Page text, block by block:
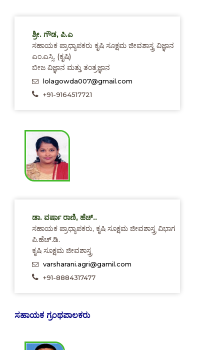
ಶ್ರೀ. ಗೌಡ, ಪಿ.ಎ
ಸಹಾಯಕ ಪ್ರಾಧ್ಯಾಪಕರು ಕೃಷಿ ಸೂಕ್ಷಮ ಜೀವಶಾಸ್ತ್ರ ವಿಜ್ಞಾನ
ಎಂ.ಎಸ್ಸಿ. (ಕೃಷಿ)
ಬೀಜ ವಿಜ್ಞಾನ ಮತ್ತು ತಂತ್ರಜ್ಞಾನ
lolagowda007@gmail.com
+91-9164517721
ಡಾ. ವರ್ಷಾ ರಾಣಿ, ಹೆಚ್..
ಸಹಾಯಕ ಪ್ರಾಧ್ಯಾಪಕರು, ಕೃಷಿ ಸೂಕ್ಷಮ ಜೀವಶಾಸ್ತ್ರ ವಿಭಾಗ
ಪಿ.ಹೆಚ್.ಡಿ.
ಕೃಷಿ ಸೂಕ್ಷಮ ಜೀವಶಾಸ್ತ್ರ
varsharani.agri@gamil.com
+91-8884317477
ಸಹಾಯಕ ಗ್ರಂಥಪಾಲಕರು